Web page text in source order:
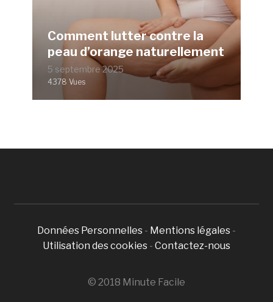
Comment lutter contre la
peau d’orange naturellement
5 septembre 2025
4378 Vues
Données Personnelles - Mentions légales -
Utilisation des cookies - Contactez-nous
© 2018 Minute Facile